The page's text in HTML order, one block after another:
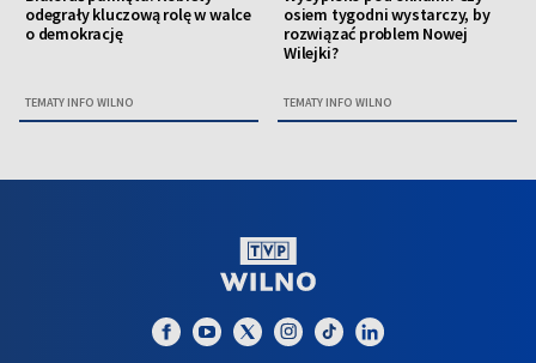
odegrały kluczową rolę w walce
o demokrację
TEMATY INFO WILNO
osiem tygodni wystarczy, by
rozwiązać problem Nowej
Wilejki?
TEMATY INFO WILNO